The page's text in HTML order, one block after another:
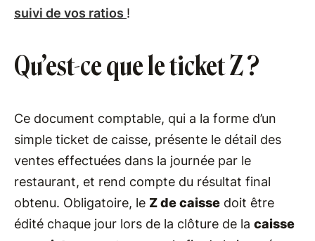
suivi de vos ratios !
Qu’est-ce que le ticket Z ?
Ce document comptable, qui a la forme d’un
simple ticket de caisse, présente le détail des
ventes effectuées dans la journée par le
restaurant, et rend compte du résultat final
obtenu. Obligatoire, le Z de caisse doit être
édité chaque jour lors de la clôture de la caisse